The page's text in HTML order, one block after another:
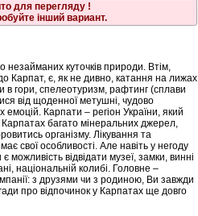
для перегляду !
інший вариант.
незайманих куточків природи. Втім,
Карпат, є, як не дивно, катання на лижах
в гори, спелеотуризм, рафтинг (сплави
від щоденної метушні, чудово
Карпати – регіон України, який
багато мінеральних джерел,
організму. Лікування та
свої особливості. Але навіть у негоду
відвідати музеї, замки, винні
національній колибі. Головне –
з друзями чи з родиною, Ви завжди
про відпочинок у Карпатах ще довго